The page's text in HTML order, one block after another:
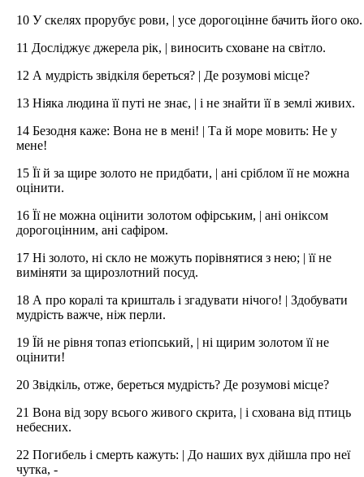
10 У скелях прорубує рови, | усе дорогоцінне бачить його око.
11 Досліджує джерела рік, | виносить сховане на світло.
12 А мудрість звідкіля береться? | Де розумові місце?
13 Ніяка людина її путі не знає, | і не знайти її в землі живих.
14 Безодня каже: Вона не в мені! | Та й море мовить: Не у
мене!
15 Її й за щире золото не придбати, | ані сріблом її не можна
оцінити.
16 Її не можна оцінити золотом офірським, | ані оніксом
дорогоцінним, ані сафіром.
17 Ні золото, ні скло не можуть порівнятися з нею; | її не
виміняти за щирозлотний посуд.
18 А про коралі та кришталь і згадувати нічого! | Здобувати
мудрість важче, ніж перли.
19 Їй не рівня топаз етіопський, | ні щирим золотом її не
оцінити!
20 Звідкіль, отже, береться мудрість? Де розумові місце?
21 Вона від зору всього живого скрита, | і схована від птиць
небесних.
22 Погибель і смерть кажуть: | До наших вух дійшла про неї
чутка, -